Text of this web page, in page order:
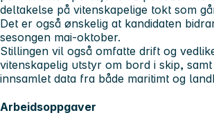
deltakelse på vitenskapelige tokt som
Det er også ønskelig at kandidaten
sesongen mai-oktober.
Stillingen vil også omfatte drift og
vitenskapelig utstyr om bord i skip,
innsamlet data fra både maritimt og
Arbeidsoppgaver